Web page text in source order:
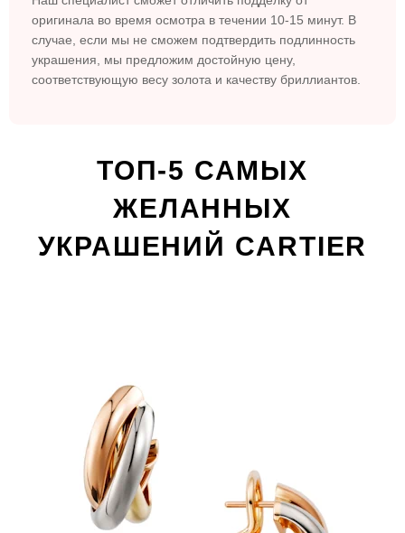
оригинала во время осмотра в течении 10-15 минут. В
случае, если мы не сможем подтвердить подлинность
украшения, мы предложим достойную цену,
соответствующую весу золота и качеству бриллиантов.
ТОП-5 САМЫХ
ЖЕЛАННЫХ
УКРАШЕНИЙ CARTIER